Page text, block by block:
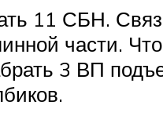
11 СБН.
части.
3 ВП